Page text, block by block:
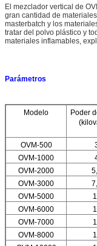
El mezclador vertical de
gran cantidad de
masterbatch y los
tratar del polvo plástico y
materiales inflamables,
Parámetros
Modelo
Poder
OVM-500
OVM-1000
OVM-2000
OVM-3000
OVM-5000
OVM-6000
OVM-7000
OVM-8000